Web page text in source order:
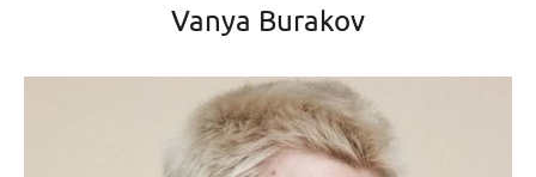
Vanya Burakov